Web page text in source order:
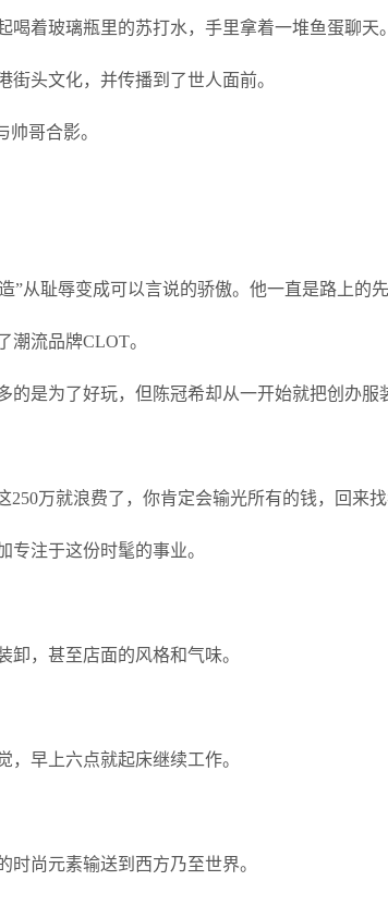
喝着玻璃瓶里的苏打水，手里拿着一堆鱼蛋聊天
头文化，并传播到了世人面前。
哥合影。
”从耻辱变成可以言说的骄傲。他一直是路上的
潮流品牌CLOT。
是为了好玩，但陈冠希却从一开始就把创办服
万就浪费了，你肯定会输光所有的钱，回来
注于这份时髦的事业。
，甚至店面的风格和气味。
早上六点就起床继续工作。
尚元素输送到西方乃至世界。